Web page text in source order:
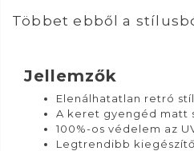
Többet ebből a
Jellemzők
Elenálhatatlan retró
A keret gyengéd matt
100%-os védelem az
Legtrendibb